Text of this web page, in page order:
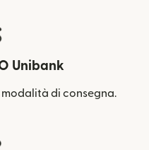
Unibank
modalità di consegna.